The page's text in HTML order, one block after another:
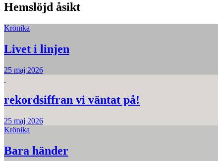
Hemslöjd åsikt
Krönika
Livet i linjen
25 maj 2026
rekordsiffran vi väntat på!
25 maj 2026
Krönika
Bara händer